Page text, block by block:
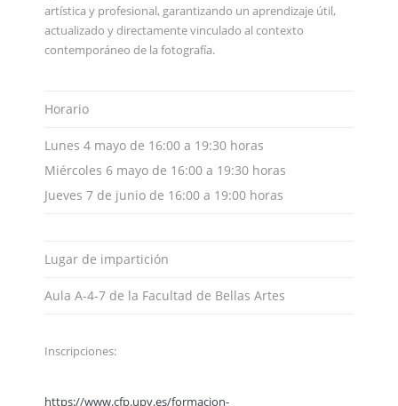
artística y profesional, garantizando un aprendizaje útil,
actualizado y directamente vinculado al contexto
contemporáneo de la fotografía.
Horario
Lunes 4 mayo de 16:00 a 19:30 horas
Miércoles 6 mayo de 16:00 a 19:30 horas
Jueves 7 de junio de 16:00 a 19:00 horas
Lugar de impartición
Aula A-4-7 de la Facultad de Bellas Artes
Inscripciones:
https://www.cfp.upv.es/formacion-